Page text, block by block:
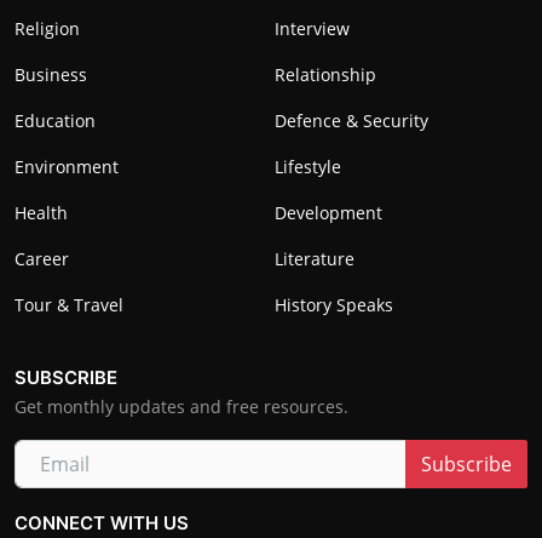
Religion
Interview
Business
Relationship
Education
Defence & Security
Environment
Lifestyle
Health
Development
Career
Literature
Tour & Travel
History Speaks
SUBSCRIBE
Get monthly updates and free resources.
Subscribe
CONNECT WITH US